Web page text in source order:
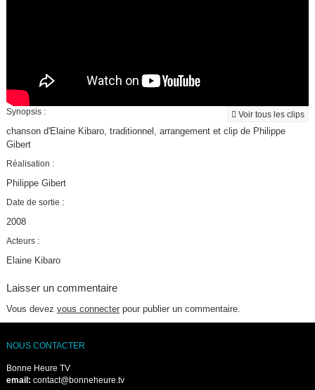
Voir tous les clips
Synopsis :
chanson d'Elaine Kibaro, traditionnel, arrangement et clip de Philippe
Gibert
Réalisation :
Philippe Gibert
Date de sortie :
2008
Acteurs :
Elaine Kibaro
Laisser un commentaire
Vous devez vous connecterpour publier un commentaire.
NOUS CONTACTER
Bonne Heure TV
email: contact@bonneheure.tv